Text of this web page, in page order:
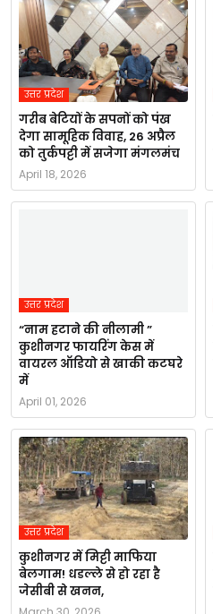
उत्तर प्रदेश
गरीब बेटियों के सपनों को पंख
देगा सामूहिक विवाह, 26 अप्रैल
को तुर्कपट्टी में सजेगा मंगलमंच
April 18, 2026
उत्तर प्रदेश
“नाम हटाने की नीलामी ”
कुशीनगर फायरिंग केस में
वायरल ऑडियो से खाकी कटघरे
में
April 01, 2026
उत्तर प्रदेश
कुशीनगर में मिट्टी माफिया
बेलगाम! धडल्ले से हो रहा है
जेसीबी से खनन,